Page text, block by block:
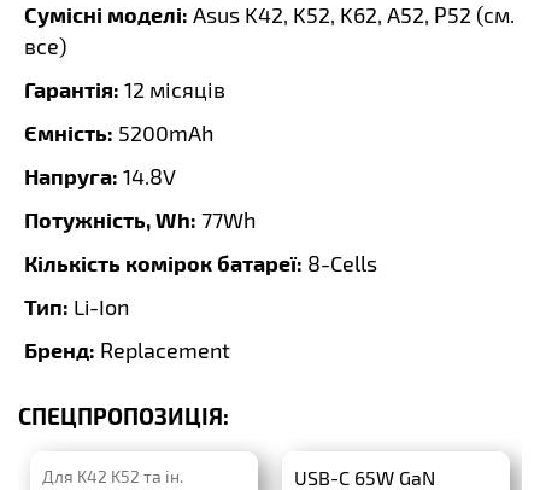
Сумісні моделі: Asus K42, K52, K62, A52, P52 (см.
все)
Гарантія: 12 місяців
Ємність: 5200mAh
Напруга: 14.8V
Потужність, Wh: 77Wh
Кількість комірок батареї: 8-Cells
Тип: Li-Ion
Бренд: Replacement
СПЕЦПРОПОЗИЦІЯ:
Для K42 K52 та ін.
USB-C 65W GaN